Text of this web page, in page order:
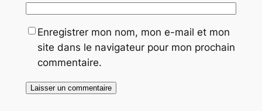
Enregistrer mon nom, mon e-mail et mon
site dans le navigateur pour mon prochain
commentaire.